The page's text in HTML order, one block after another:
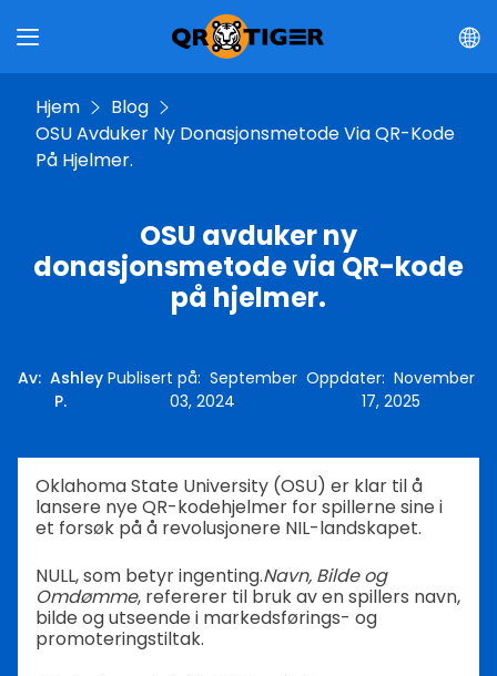
Hjem
Blog
OSU Avduker Ny Donasjonsmetode Via QR-Kode
På Hjelmer.
OSU avduker ny
donasjonsmetode via QR-kode
på hjelmer.
Av: Ashley
P.
Publisert på:September
03, 2024
Oppdater:November
17, 2025
Oklahoma State University (OSU) er klar til å
lansere nye QR-kodehjelmer for spillerne sine i
et forsøk på å revolusjonere NIL-landskapet.
NULL, som betyr ingenting.Navn, Bilde og
Omdømme, refererer til bruk av en spillers navn,
bilde og utseende i markedsførings- og
promoteringstiltak.